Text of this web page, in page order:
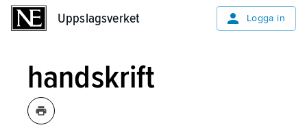
Uppslagsverket Logga in
handskrift